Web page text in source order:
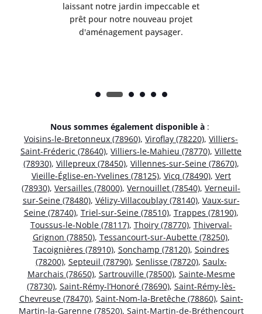
laissant notre jardin impeccable et
prêt pour notre nouveau projet
d'aménagement paysager.
Nous sommes également disponible à :
Voisins-le-Bretonneux (78960), Viroflay (78220), Villiers-
Saint-Fréderic (78640), Villiers-le-Mahieu (78770), Villette
(78930), Villepreux (78450), Villennes-sur-Seine (78670),
Vieille-Église-en-Yvelines (78125), Vicq (78490), Vert
(78930), Versailles (78000), Vernouillet (78540), Verneuil-
sur-Seine (78480), Vélizy-Villacoublay (78140), Vaux-sur-
Seine (78740), Triel-sur-Seine (78510), Trappes (78190),
Toussus-le-Noble (78117), Thoiry (78770), Thiverval-
Grignon (78850), Tessancourt-sur-Aubette (78250),
Tacoignières (78910), Sonchamp (78120), Soindres
(78200), Septeuil (78790), Senlisse (78720), Saulx-
Marchais (78650), Sartrouville (78500), Sainte-Mesme
(78730), Saint-Rémy-l’Honoré (78690), Saint-Rémy-lès-
Chevreuse (78470), Saint-Nom-la-Bretêche (78860), Saint-
Martin-la-Garenne (78520), Saint-Martin-de-Bréthencourt